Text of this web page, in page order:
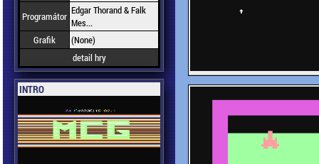
Programátor Edgar Thorand & Falk
Mes...
Grafik
(None)
detail hry
INTRO